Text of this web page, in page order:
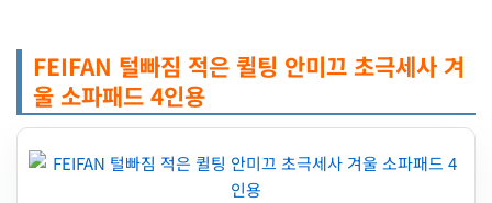
FEIFAN 털빠짐 적은 퀼팅 안미끄 초극세사 겨
울 소파패드 4인용